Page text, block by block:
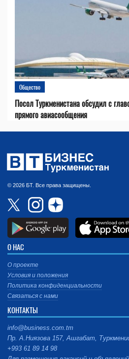
Общество
Посол Туркменистана обсудил с
прямого авиасообщения
© 2026 БТ. Все права защищены.
О НАС
О проекте
Условия и положения
Политика конфиденциальности
Связаться с нами
КОНТАКТЫ
info@business.com.tm
Пр. А.Ниязова 157, Ашгабат,
+993 61 89 14 98